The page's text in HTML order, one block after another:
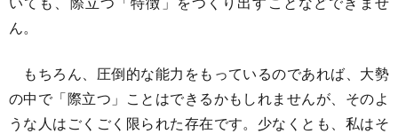
ん。
もちろん、圧倒的な能力をもっているのであれば、大勢
の中で「際立つ」ことはできるかもしれませんが、そのよ
うな人はごくごく限られた存在です。少なくとも、私はそ